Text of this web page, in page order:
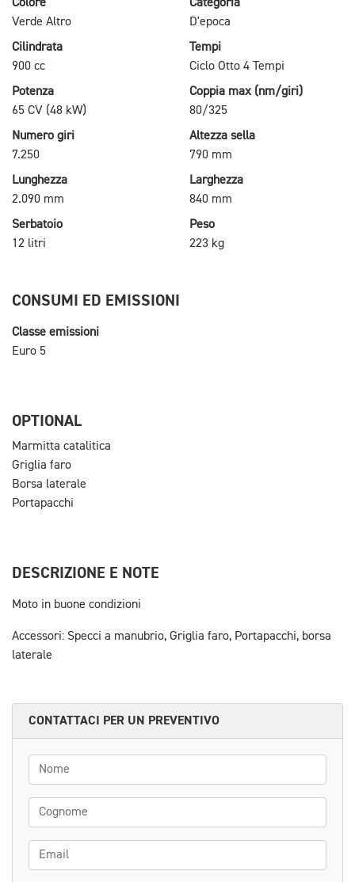
Colore
Verde Altro
Categoria
D'epoca
Cilindrata
900 cc
Tempi
Ciclo Otto 4 Tempi
Potenza
65 CV (48 kW)
Coppia max (nm/giri)
80/325
Numero giri
7.250
Altezza sella
790 mm
Lunghezza
2.090 mm
Larghezza
840 mm
Serbatoio
12 litri
Peso
223 kg
CONSUMI ED EMISSIONI
Classe emissioni
Euro 5
OPTIONAL
Marmitta catalitica
Griglia faro
Borsa laterale
Portapacchi
DESCRIZIONE E NOTE
Moto in buone condizioni
Accessori: Specci a manubrio, Griglia faro, Portapacchi, borsa
laterale
CONTATTACI PER UN PREVENTIVO
Nome
Cognome
Email